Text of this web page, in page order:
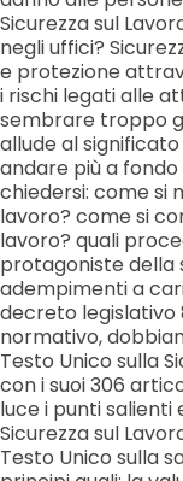
Sicurezza sul
negli uffici?
e protezione
i rischi legati alle
sembrare troppo
allude al
andare più a
chiedersi: come si
lavoro? come si
lavoro? quali
protagoniste della
adempimenti a
decreto legislativo
normativo,
Testo Unico sulla
con i suoi 306
luce i punti
Sicurezza sul
Testo Unico sulla